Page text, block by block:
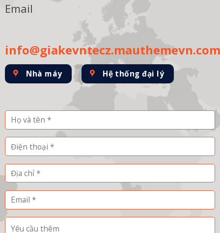
Email
info@giakevntecz.mauthemevn.com
Nhà máy Hệ thống đại lý